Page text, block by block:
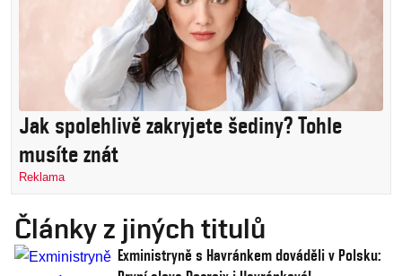
Jak spolehlivě zakryjete šediny? Tohle
musíte znát
Reklama
Články z jiných titulů
Exministryně s Havránkem dováděli v Polsku: